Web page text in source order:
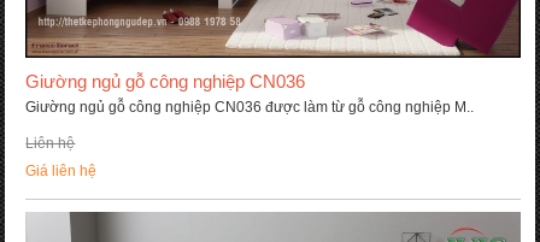
Giường ngủ gỗ công nghiệp CN036
Giường ngủ gỗ công nghiệp CN036 được làm từ gỗ công nghiệp M..
Liên hệ
Giá liên hệ